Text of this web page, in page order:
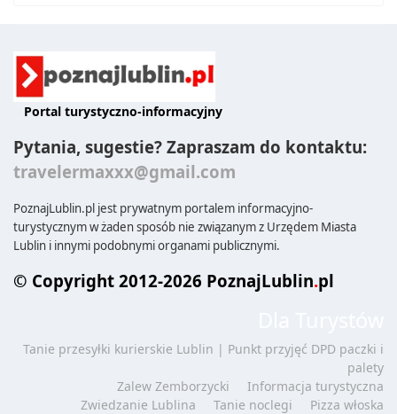
Portal turystyczno-informacyjny
Pytania, sugestie? Zapraszam do kontaktu:
travelermaxxx@gmail.com
PoznajLublin.pl jest prywatnym portalem informacyjno-
turystycznym w żaden sposób nie związanym z Urzędem Miasta
Lublin i innymi podobnymi organami publicznymi.
© Copyright 2012-2026 PoznajLublin.pl
Tanie przesyłki kurierskie Lublin | Punkt przyjęć DPD paczki i
palety
Zalew Zemborzycki
Informacja turystyczna
Zwiedzanie Lublina
Tanie noclegi Pizza włoska